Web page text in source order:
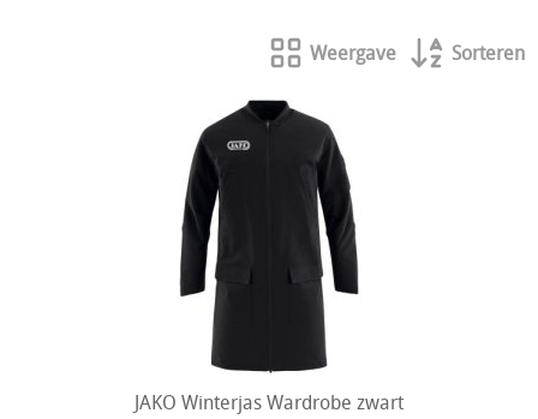
Weergave Sorteren
JAKO Winterjas Wardrobe zwart